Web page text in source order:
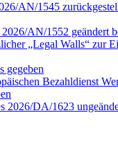
AN/1545
AN/1552 geändert
„Legal Walls“ zur
gegeben
Bezahldienst
DA/1623